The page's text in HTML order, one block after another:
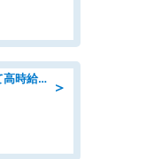
＞
梱包・仕分け・検品/働きやすくて高時給の仕分け作業長期休暇充実/残業なし